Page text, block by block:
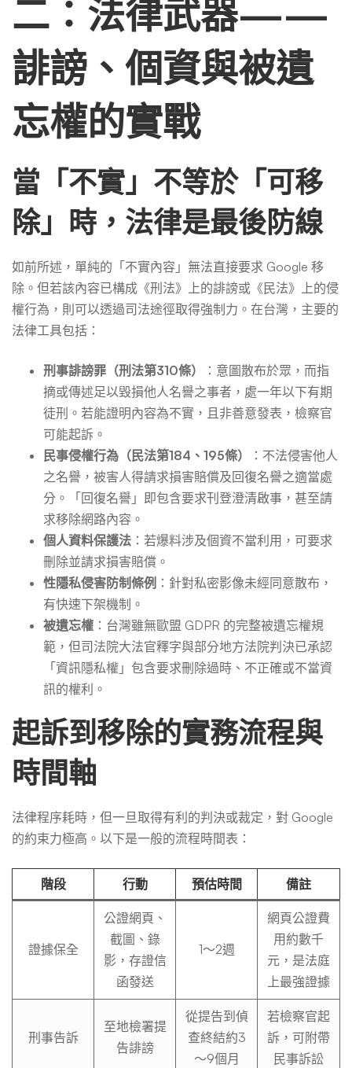
二：法律武器——
誹謗、個資與被遺
忘權的實戰
當「不實」不等於「可移
除」時，法律是最後防線
如前所述，單純的「不實內容」無法直接要求 Google 移
除。但若該內容已構成《刑法》上的誹謗或《民法》上的侵
權行為，則可以透過司法途徑取得強制力。在台灣，主要的
法律工具包括：
刑事誹謗罪（刑法第310條）
：意圖散布於眾，而指
摘或傳述足以毀損他人名譽之事者，處一年以下有期
徒刑。若能證明內容為不實，且非善意發表，檢察官
可能起訴。
民事侵權行為（民法第184、195條）
：不法侵害他人
之名譽，被害人得請求損害賠償及回復名譽之適當處
分。「回復名譽」即包含要求刊登澄清啟事，甚至請
求移除網路內容。
個人資料保護法 ：若爆料涉及個資不當利用，可要求
刪除並請求損害賠償。
性隱私侵害防制條例 ：針對私密影像未經同意散布，
有快速下架機制。
被遺忘權 ：台灣雖無歐盟 GDPR 的完整被遺忘權規
範，但司法院大法官釋字與部分地方法院判決已承認
「資訊隱私權」包含要求刪除過時、不正確或不當資
訊的權利。
起訴到移除的實務流程與
時間軸
法律程序耗時，但一旦取得有利的判決或裁定，對 Google
的約束力極高。以下是一般的流程時間表：
階段 行動 預估時間 備註
證據保全
公證網頁、
截圖、錄
影，存證信
函發送
1～2週
網頁公證費
用約數千
元，是法庭
上最強證據
刑事告訴
至地檢署提
告誹謗
從提告到偵
查終結約3
～9個月
若檢察官起
訴，可附帶
民事訴訟